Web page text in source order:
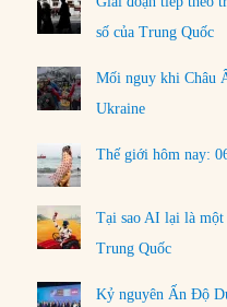
số của Trung Quốc
Mối nguy khi Châu
Ukraine
Thế giới hôm nay:
Tại sao AI lại là
Trung Quốc
Kỷ nguyên Ấn Độ